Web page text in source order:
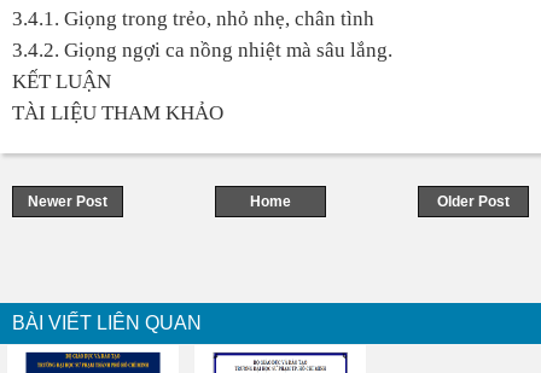
3.4.1. Giọng trong trẻo, nhỏ nhẹ, chân tình
3.4.2. Giọng ngợi ca nồng nhiệt mà sâu lắng.
KẾT LUẬN
TÀI LIỆU THAM KHẢO
Newer Post Older Post
Home
BÀI VIẾT LIÊN QUAN